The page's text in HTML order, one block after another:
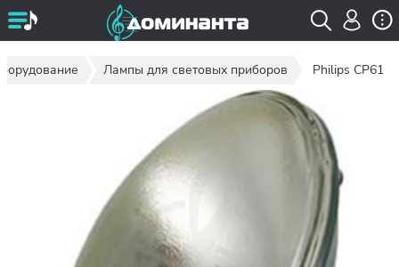
Лампы для световых приборов Philips CP61